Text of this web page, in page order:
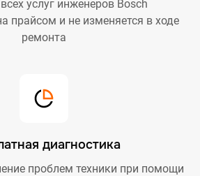
услуг инженеров Bosch
прайсом и не изменяется в ходе
ремонта
диагностика
проблем техники при помощи